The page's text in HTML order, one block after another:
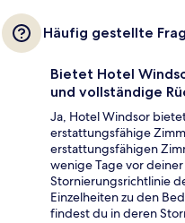
Häufig gestellte
Bietet Hotel
und vollständige
Ja, Hotel Windsor
erstattungsfähige
erstattungsfähigen
wenige Tage vor
Stornierungsrichtlinie
Einzelheiten zu den
findest du in deren